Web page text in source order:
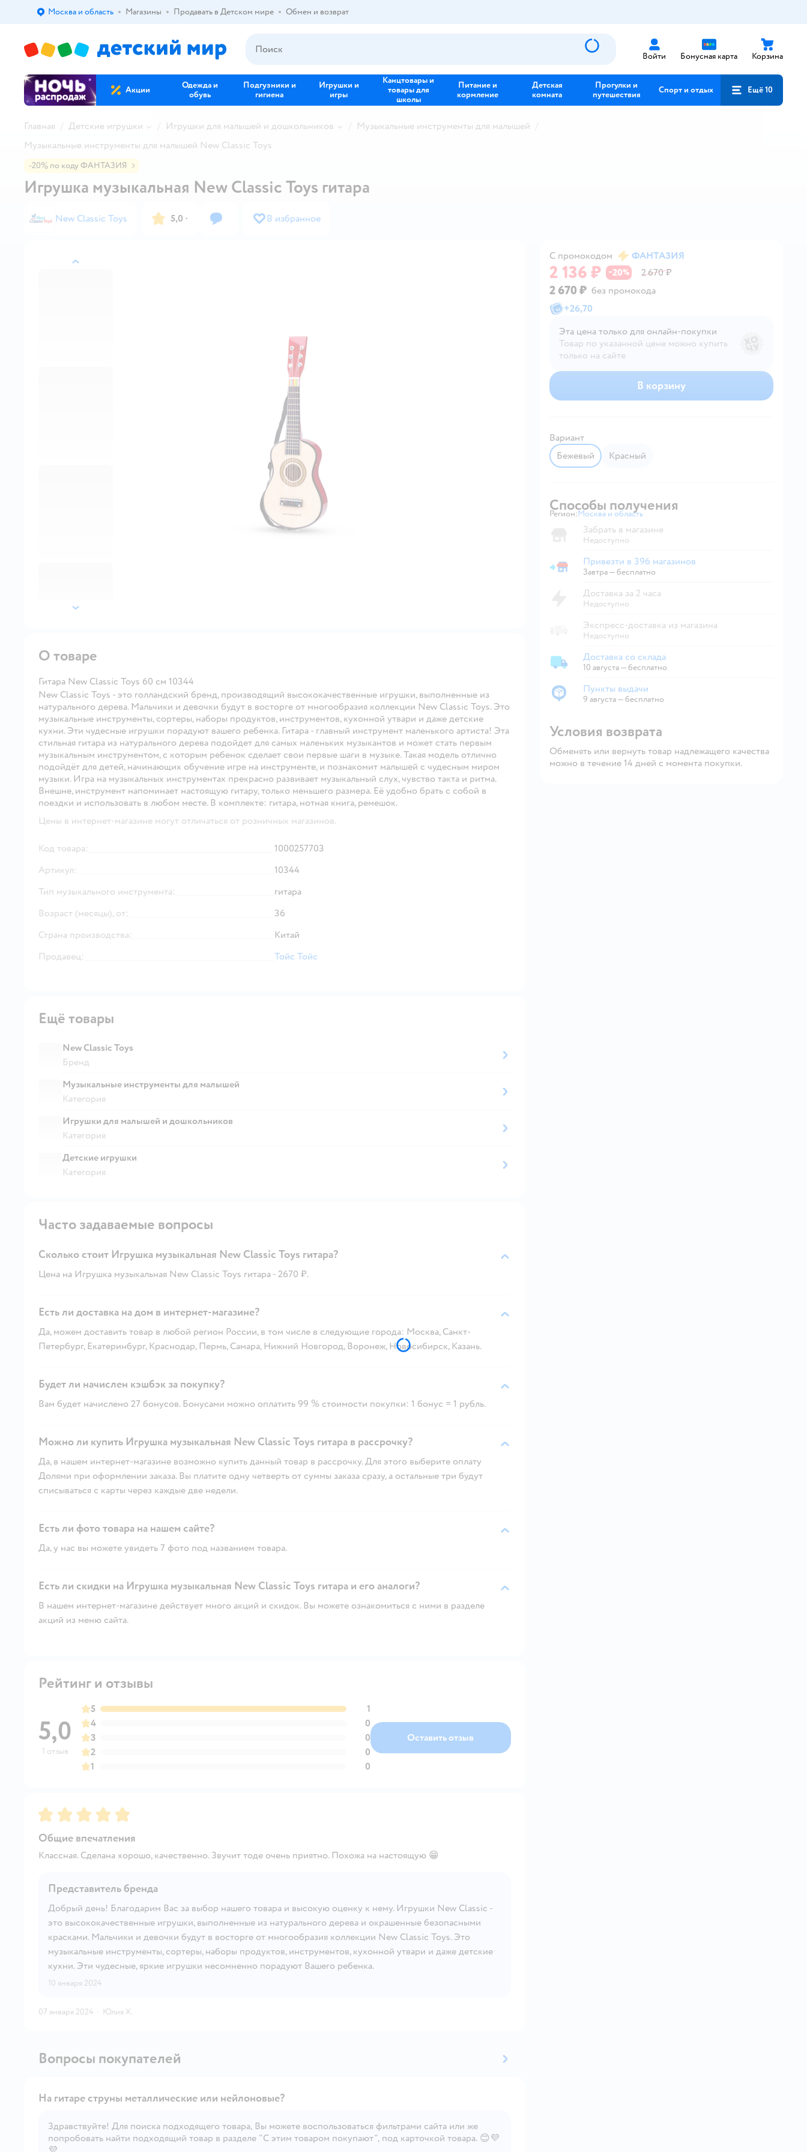
Выбор адреса доставки.
Москва и область Магазины Продавать в Детском мире Обмен и возврат
Войти Бонусная карта Корзина
Акции
Одежда и
обувь
Подгузники и
гигиена
Игрушки и
игры
Канцтовары и
товары для
школы
Питание и
кормление
Детская
комната
Прогулки и
путешествия
Спорт и отдых Ещё 10
Главная Детские игрушки Игрушки для малышей и дошкольников
Музыкальные инструменты для малышей
Музыкальные инструменты для малышей New Classic Toys
назад
далее
-20% по коду ФАНТАЗИЯ
Игрушка музыкальная New Classic Toys гитара
New Classic Toys 5,0 · В избранное
С промокодом ФАНТАЗИЯ
2 136 ₽ −20% 2 670 ₽
2 670 ₽ без промокода
+26,70
Эта цена только для онлайн‑покупки
Товар по указанной цене можно купить
только на сайте
В корзину
Вариант
Бежевый
Красный
Способы получения
Регион: Выбор адреса доставки.
Москва и область
Забрать в магазине
Недоступно
Привезти в магазин
Привезти в 396 магазинов
Завтра—бесплатно
Доставка за 2 часа
Недоступно
Экспресс-доставка из магазина
Недоступно
Доставка со склада
Доставка со склада
10 августа—бесплатно
Пункты выдачи
Пункты выдачи
9 августа—бесплатно
Условия возврата
Обменять или вернуть товар надлежащего качества
можно в течение 14 дней с момента покупки.
О товаре
Гитара New Classic Toys 60 см 10344
New Classic Toys - это голландский бренд, производящий высококачественные игрушки, выполненные из
натурального дерева. Мальчики и девочки будут в восторге от многообразия коллекции New Classic Toys. Это
музыкальные инструменты, сортеры, наборы продуктов, инструментов, кухонной утвари и даже детские
кухни. Эти чудесные игрушки порадуют вашего ребенка. Гитара - главный инструмент маленького артиста! Эта
стильная гитара из натурального дерева подойдет для самых маленьких музыкантов и может стать первым
музыкальным инструментом, с которым ребенок сделает свои первые шаги в музыке. Такая модель отлично
подойдёт для детей, начинающих обучение игре на инструменте, и познакомит малышей с чудесным миром
музыки. Игра на музыкальных инструментах прекрасно развивает музыкальный слух, чувство такта и ритма.
Внешне, инструмент напоминает настоящую гитару, только меньшего размера. Её удобно брать с собой в
поездки и использовать в любом месте. В комплекте: гитара, нотная книга, ремешок.
Цены в интернет-магазине могут отличаться от розничных магазинов.
Код товара:
1000257703
Артикул:
10344
Тип музыкального инструмента:
гитара
Возраст (месяцы), от:
36
Страна производства:
Китай
Продавец:
Тойс Тойс
Ещё товары
New Classic Toys
Бренд
Музыкальные инструменты для малышей
Категория
Игрушки для малышей и дошкольников
Категория
Детские игрушки
Категория
Часто задаваемые вопросы
Сколько стоит Игрушка музыкальная New Classic Toys гитара?
Цена на Игрушка музыкальная New Classic Toys гитара - 2670 ₽.
Есть ли доставка на дом в интернет-магазине?
Да, можем доставить товар в любой регион России, в том числе в следующие города: Москва, Санкт-
Петербург, Екатеринбург, Краснодар, Пермь, Самара, Нижний Новгород, Воронеж, Новосибирск, Казань.
Будет ли начислен кэшбэк за покупку?
Вам будет начислено 27 бонусов. Бонусами можно оплатить 99 % стоимости покупки: 1 бонус = 1 рубль.
Можно ли купить Игрушка музыкальная New Classic Toys гитара в рассрочку?
Да, в нашем интернет-магазине возможно купить данный товар в рассрочку. Для этого выберите оплату
Долями при оформлении заказа. Вы платите одну четверть от суммы заказа сразу, а остальные три будут
списываться с карты через каждые две недели.
Есть ли фото товара на нашем сайте?
Да, у нас вы можете увидеть 7 фото под названием товара.
Есть ли скидки на Игрушка музыкальная New Classic Toys гитара и его аналоги?
В нашем интернет-магазине действует много акций и скидок. Вы можете ознакомиться с ними в разделе
акций из меню сайта.
Рейтинг и отзывы
5,0
1 отзыв
5
1
4
0
3
0
2
0
1
0
Оставить отзыв
Рейтинг:5
Общие впечатления
Классная. Сделана хорошо, качественно. Звучит тоде очень приятно. Похожа на настоящую 😁
Представитель бренда
Добрый день! Благодарим Вас за выбор нашего товара и высокую оценку к нему. Игрушки New Classic -
это высококачественные игрушки, выполненные из натурального дерева и окрашенные безопасными
красками. Мальчики и девочки будут в восторге от многообразия коллекции New Classic Toys. Это
музыкальные инструменты, сортеры, наборы продуктов, инструментов, кухонной утвари и даже детские
кухни. Эти чудесные, яркие игрушки несомненно порадуют Вашего ребенка.
10 января 2024
07 января 2024 · Юлия Х.
Вопросы покупателей
Открыть вопрос
На гитаре струны металлические или нейлоновые?
Здравствуйте! Для поиска подходящего товара, Вы можете воспользоваться фильтрами сайта или же
попробовать найти подходящий товар в разделе "С этим товаром покупают", под карточкой товара. 😊💜